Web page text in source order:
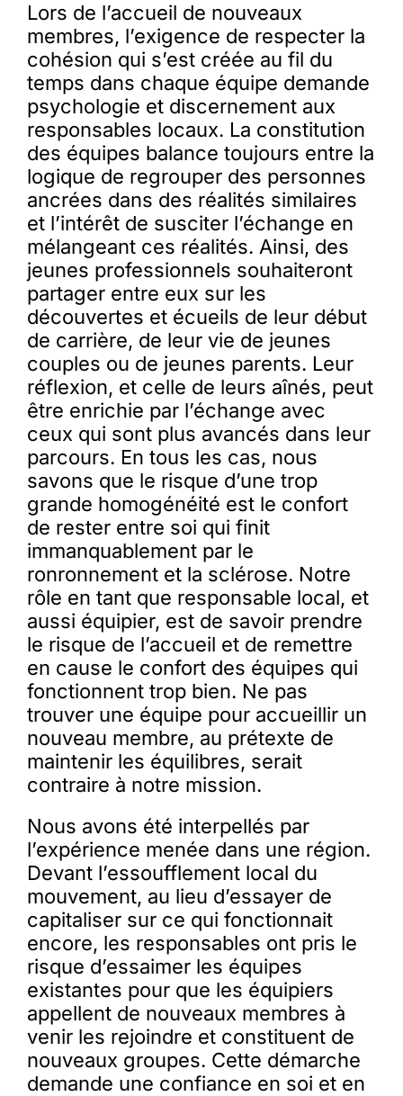
Lors de l’accueil de nouveaux
membres, l’exigence de respecter la
cohésion qui s’est créée au fil du
temps dans chaque équipe demande
psychologie et discernement aux
responsables locaux. La constitution
des équipes balance toujours entre la
logique de regrouper des personnes
ancrées dans des réalités similaires
et l’intérêt de susciter l’échange en
mélangeant ces réalités. Ainsi, des
jeunes professionnels souhaiteront
partager entre eux sur les
découvertes et écueils de leur début
de carrière, de leur vie de jeunes
couples ou de jeunes parents. Leur
réflexion, et celle de leurs aînés, peut
être enrichie par l’échange avec
ceux qui sont plus avancés dans leur
parcours. En tous les cas, nous
savons que le risque d’une trop
grande homogénéité est le confort
de rester entre soi qui finit
immanquablement par le
ronronnement et la sclérose. Notre
rôle en tant que responsable local, et
aussi équipier, est de savoir prendre
le risque de l’accueil et de remettre
en cause le confort des équipes qui
fonctionnent trop bien. Ne pas
trouver une équipe pour accueillir un
nouveau membre, au prétexte de
maintenir les équilibres, serait
contraire à notre mission.
Nous avons été interpellés par
l’expérience menée dans une région.
Devant l’essoufflement local du
mouvement, au lieu d’essayer de
capitaliser sur ce qui fonctionnait
encore, les responsables ont pris le
risque d’essaimer les équipes
existantes pour que les équipiers
appellent de nouveaux membres à
venir les rejoindre et constituent de
nouveaux groupes. Cette démarche
demande une confiance en soi et en